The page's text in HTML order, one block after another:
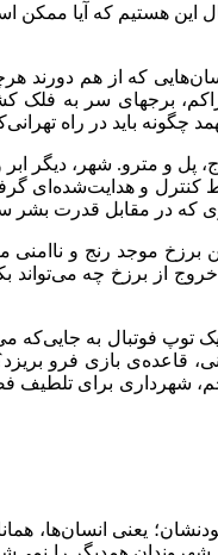
این هستیم که آیا
که از هم دورند
برجهای سر به
چگونه باید در راه
و مترو. شهر، دیگر ابر
کنترل و هدایت‌شده‌ای
که در مقابل قدرت بشر
برزخ موجد رنج و
برزخ چه می‌تواند
فوتبال به جایی‌که
بازی فرو بریزد؟
شهرداری برای تلطیف
یعنی انسان‌ها،